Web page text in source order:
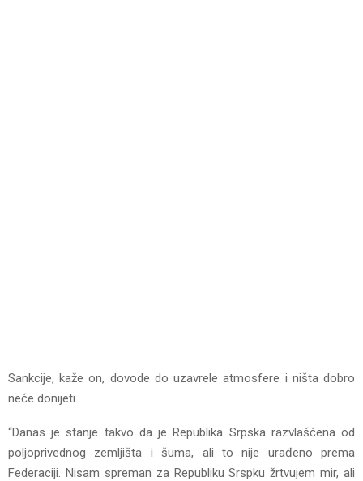
Sankcije, kaže on, dovode do uzavrele atmosfere i ništa dobro
neće donijeti.
“Danas je stanje takvo da je Republika Srpska razvlašćena od
poljoprivednog zemljišta i šuma, ali to nije urađeno prema
Federaciji. Nisam spreman za Republiku Srspku žrtvujem mir, ali